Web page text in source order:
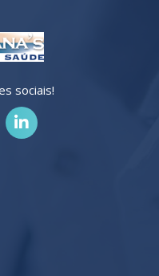
sociais!